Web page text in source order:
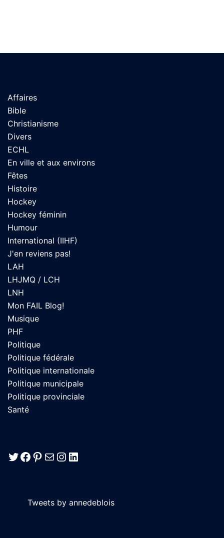
Affaires
Bible
Christianisme
Divers
ECHL
En ville et aux environs
Fêtes
Histoire
Hockey
Hockey féminin
Humour
International (IIHF)
J'en reviens pas!
LAH
LHJMQ / LCH
LNH
Mon FAIL Blog!
Musique
PHF
Politique
Politique fédérale
Politique internationale
Politique municipale
Politique provinciale
Santé
Twitter
Facebook
Pinterest
E-mailInstagram
LinkedIn
Tweets by annedeblois